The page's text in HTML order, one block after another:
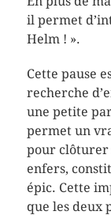
il permet
Helm ! ».
Cette pause
recherche
une petite
permet un
pour clôturer
enfers,
épic. Cette
que les deux